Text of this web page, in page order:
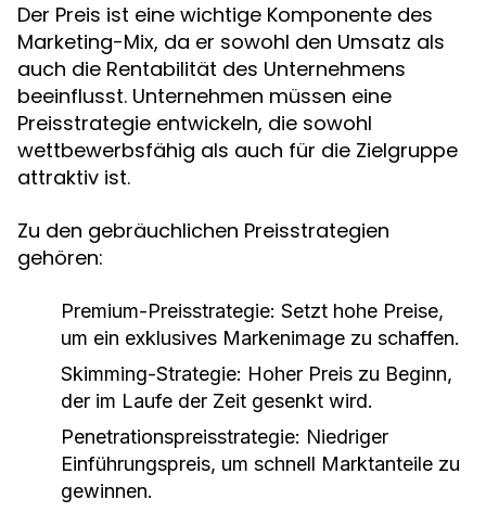
Der Preis ist eine wichtige Komponente des
Marketing-Mix, da er sowohl den Umsatz als
auch die Rentabilität des Unternehmens
beeinflusst. Unternehmen müssen eine
Preisstrategie entwickeln, die sowohl
wettbewerbsfähig als auch für die Zielgruppe
attraktiv ist.
Zu den gebräuchlichen Preisstrategien
gehören:
Premium-Preisstrategie: Setzt hohe Preise,
um ein exklusives Markenimage zu schaffen.
Skimming-Strategie: Hoher Preis zu Beginn,
der im Laufe der Zeit gesenkt wird.
Penetrationspreisstrategie: Niedriger
Einführungspreis, um schnell Marktanteile zu
gewinnen.